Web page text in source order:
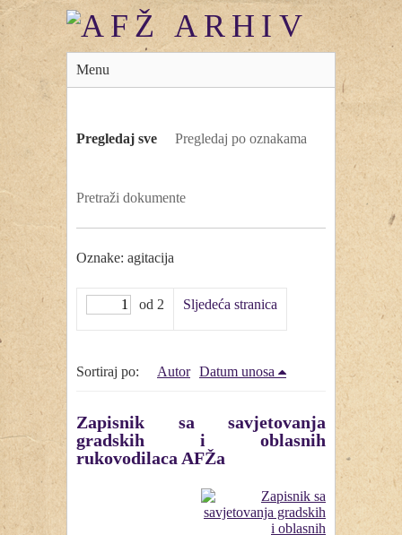
Menu
Pregledaj sve Pregledaj po oznakama
Pretraži dokumente
Oznake: agitacija
od 2 Sljedeća stranica
Sortiraj po: Autor Datum unosa
Zapisnik sa savjetovanja
gradskih i oblasnih
rukovodilaca AFŽa